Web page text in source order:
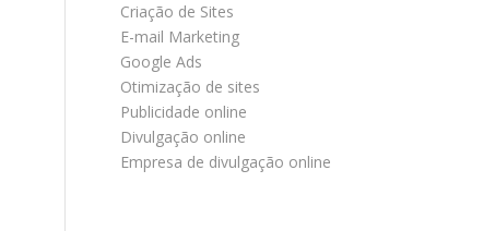
Criação de Sites
E-mail Marketing
Google Ads
Otimização de sites
Publicidade online
Divulgação online
Empresa de divulgação online